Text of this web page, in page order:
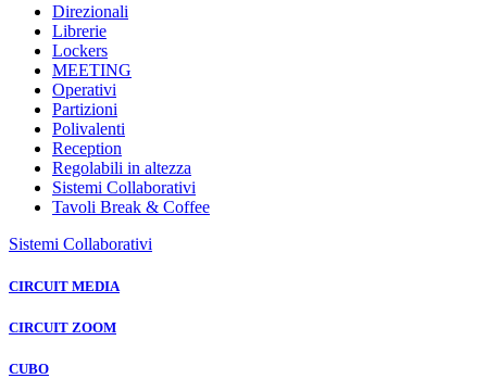
Direzionali
Librerie
Lockers
MEETING
Operativi
Partizioni
Polivalenti
Reception
Regolabili in altezza
Sistemi Collaborativi
Tavoli Break & Coffee
Sistemi Collaborativi
CIRCUIT MEDIA
CIRCUIT ZOOM
CUBO